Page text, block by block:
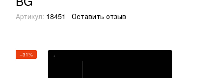
Артикул: 18451 Оставить отзыв
−31%